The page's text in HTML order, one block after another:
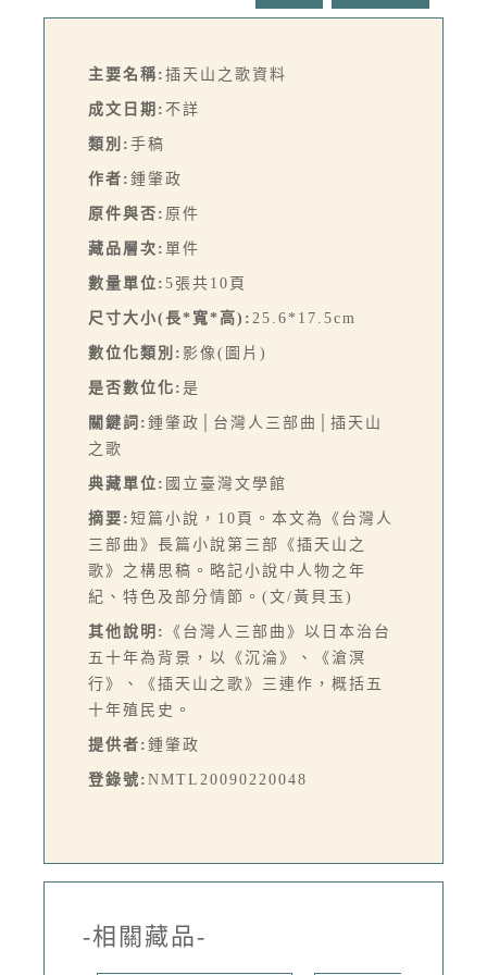
主要名稱: 插天山之歌資料
成文日期: 不詳
類別: 手稿
作者: 鍾肇政
原件與否: 原件
藏品層次: 單件
數量單位: 5張共10頁
尺寸大小(長*寬*高): 25.6*17.5cm
數位化類別: 影像(圖片)
是否數位化: 是
關鍵詞: 鍾肇政│台灣人三部曲│插天山
之歌
典藏單位: 國立臺灣文學館
摘要: 短篇小說，10頁。本文為《台灣人
三部曲》長篇小說第三部《插天山之
歌》之構思稿。略記小說中人物之年
紀、特色及部分情節。(文/黃貝玉)
其他說明:
《台灣人三部曲》以日本治台
五十年為背景，以《沉淪》、《滄溟
行》、《插天山之歌》三連作，概括五
十年殖民史。
提供者: 鍾肇政
登錄號: NMTL20090220048
-相關藏品-